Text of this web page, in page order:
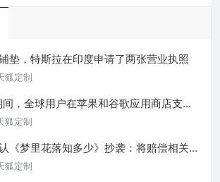
垫，特斯拉在印度申请了两张营业执照
狐定制
，全球用户在苹果和谷歌应用商店支出
狐定制
《梦里花落知多少》抄袭：将赔偿相关版
狐定制